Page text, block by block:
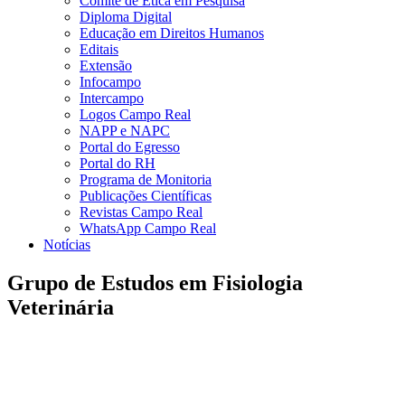
Diploma Digital
Educação em Direitos Humanos
Editais
Extensão
Infocampo
Intercampo
Logos Campo Real
NAPP e NAPC
Portal do Egresso
Portal do RH
Programa de Monitoria
Publicações Científicas
Revistas Campo Real
WhatsApp Campo Real
Notícias
Grupo de Estudos em Fisiologia
Veterinária